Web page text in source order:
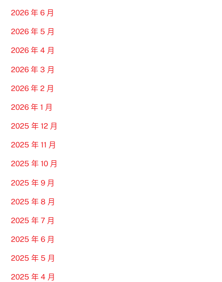
2026 年 6 月
2026 年 5 月
2026 年 4 月
2026 年 3 月
2026 年 2 月
2026 年 1 月
2025 年 12 月
2025 年 11 月
2025 年 10 月
2025 年 9 月
2025 年 8 月
2025 年 7 月
2025 年 6 月
2025 年 5 月
2025 年 4 月